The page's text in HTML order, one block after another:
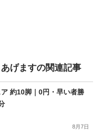
げますの関連記事
ア 約10脚｜0円・早い者勝
8月7日